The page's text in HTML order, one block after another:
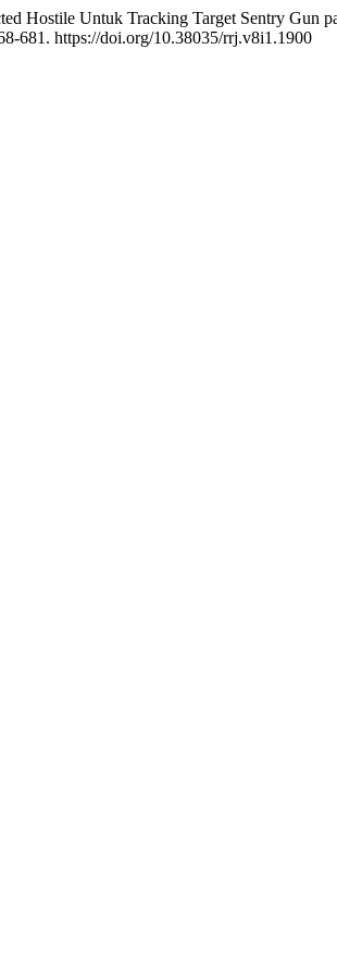
Hostile Untuk Tracking Target Sentry Gun
681. https://doi.org/10.38035/rrj.v8i1.1900